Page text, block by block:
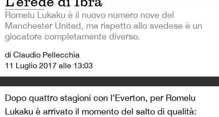
Romelu Lukaku è il nuovo numero nove del
Manchester United, ma rispetto allo svedese è un
giocatore completamente diverso.
di Claudio Pellecchia
11 Luglio 2017 alle 13:03
Dopo quattro stagioni con l’Everton, per Romelu
Lukaku è arrivato il momento del salto di qualità: